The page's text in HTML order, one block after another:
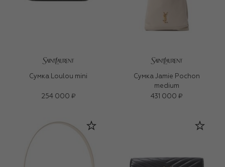
Сумка Loulou mini
254 000 ₽
Сумка Jamie Pochon
medium
431 000 ₽